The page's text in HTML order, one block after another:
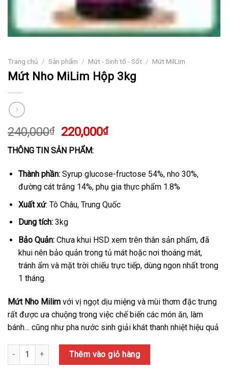
Trang chủ / Sản phẩm / Mứt - Sinh tố - Sốt / Mứt MilLim
Mứt Nho MiLim Hộp 3kg
240,000₫
Giá
gốc
là:
240,000₫.
220,000₫Giá
là:
220,000₫.
THÔNG TIN SẢN PHẨM:
Thành phần: Syrup glucose-fructose 54%, nho 30%,
đường cát trắng 14%, phụ gia thực phẩm 1.8%
Xuất xứ: Tô Châu, Trung Quốc
Dung tích: 3kg
Bảo Quản:Chưa khui HSD xem trên thân sản phẩm, đã
khui nên bảo quản trong tủ mát hoặc nơi thoáng mát,
tránh ẩm và mặt trời chiếu trực tiếp, dùng ngon nhất trong
1 tháng.
Mứt Nho Milim với vị ngọt dịu miệng và mùi thơm đặc trưng
rất được ưa chuộng trong việc chế biến các món ăn, làm
bánh… cũng như pha nước sinh giải khát thanh nhiệt hiệu quả
Số lượng Thêm vào giỏ hàng